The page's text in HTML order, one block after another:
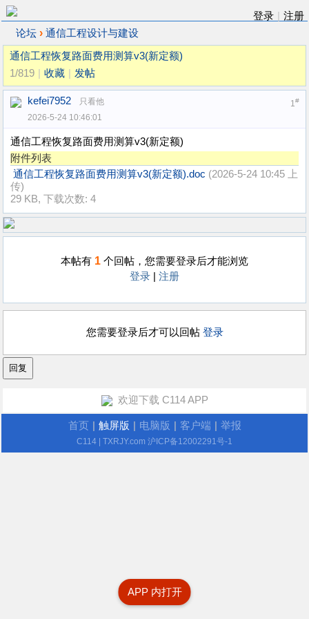
登录
注册
论坛 › 通信工程设计与建设
通信工程恢复路面费用测算v3(新定额)
1/819
收藏 发帖
1#
kefei7952
只看他
2026-5-24 10:46:01
通信工程恢复路面费用测算v3(新定额)
附件列表
通信工程恢复路面费用测算v3(新定额).doc (2026-5-24 10:45 上
传)
29 KB, 下载次数: 4
本帖有 1 个回帖，您需要登录后才能浏览
登录
注册
您需要登录后才可以回帖 登录
APP 内打开
欢迎下载 C114 APP
首页 触屏版 电脑版 客户端 举报
C114 | TXRJY.com 沪ICP备12002291号-1